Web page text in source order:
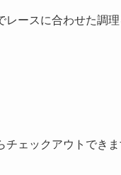
ースに合わせた調
ェックアウトできま